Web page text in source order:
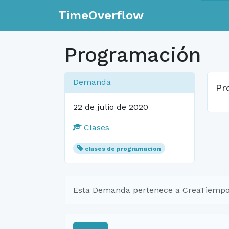
TimeOverflow
Programación
Demanda
22 de julio de 2020
Clases
clases de programacion
Esta Demanda pertenece a